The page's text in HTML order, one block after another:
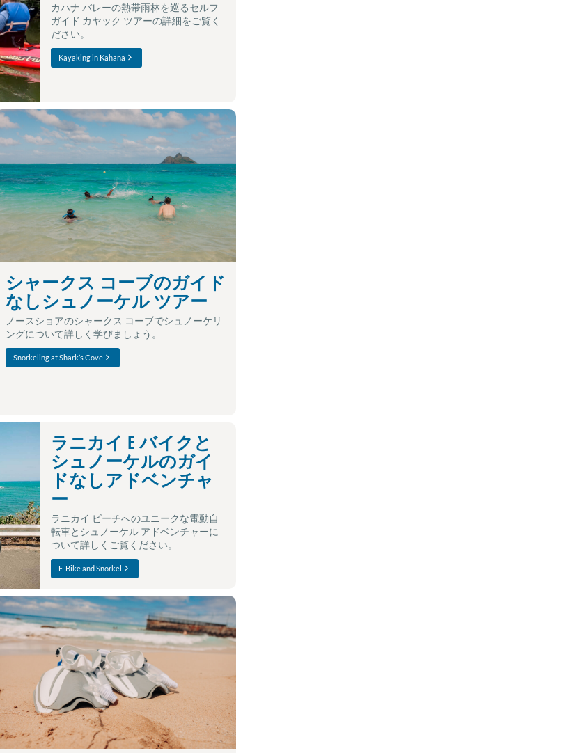
カハナ バレーの熱帯雨林を巡るセルフ
ガイド カヤック ツアーの詳細をご覧く
ださい。
Kayaking in Kahana
シャークス コーブのガイド
なしシュノーケル ツアー
ノースショアのシャークス コーブでシュノーケリ
ングについて詳しく学びましょう。
Snorkeling at Shark’s Cove
ラニカイ E バイクと
シュノーケルのガイ
ドなしアドベンチャ
ー
ラニカイ ビーチへのユニークな電動自
転車とシュノーケル アドベンチャーに
ついて詳しくご覧ください。
E-Bike and Snorkel